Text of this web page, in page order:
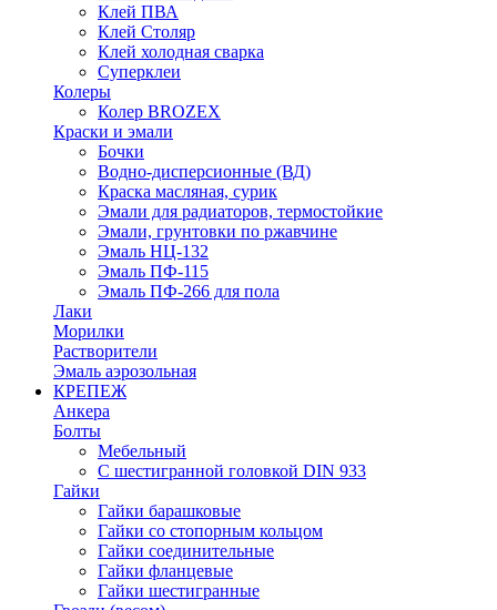
Клей ПВА
Клей Столяр
Клей холодная сварка
Суперклеи
Колеры
Колер BROZEX
Краски и эмали
Бочки
Водно-дисперсионные (ВД)
Краска масляная, сурик
Эмали для радиаторов, термостойкие
Эмали, грунтовки по ржавчине
Эмаль НЦ-132
Эмаль ПФ-115
Эмаль ПФ-266 для пола
Лаки
Морилки
Растворители
Эмаль аэрозольная
КРЕПЕЖ
Анкера
Болты
Мебельный
С шестигранной головкой DIN 933
Гайки
Гайки барашковые
Гайки со стопорным кольцом
Гайки соединительные
Гайки фланцевые
Гайки шестигранные